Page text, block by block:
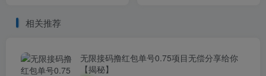
相关推荐
无限接码撸红包单号0.75项目无偿分享给你
【揭秘】